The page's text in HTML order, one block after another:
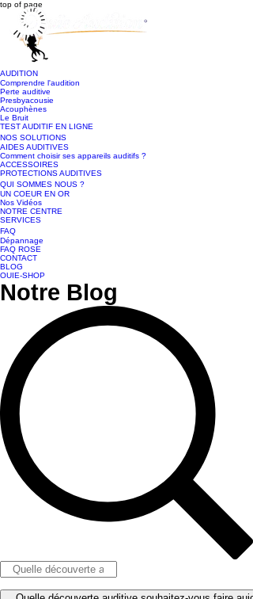
top of page
AUDITION
Comprendre l'audition
Perte auditive
Presbyacousie
Acouphènes
Le Bruit
TEST AUDITIF EN LIGNE
NOS SOLUTIONS
AIDES AUDITIVES
Comment choisir ses appareils auditifs ?
ACCESSOIRES
PROTECTIONS AUDITIVES
QUI SOMMES NOUS ?
UN COEUR EN OR
Nos Vidéos
NOTRE CENTRE
SERVICES
FAQ
Dépannage
FAQ ROSE
CONTACT
BLOG
OUIE-SHOP
Notre Blog